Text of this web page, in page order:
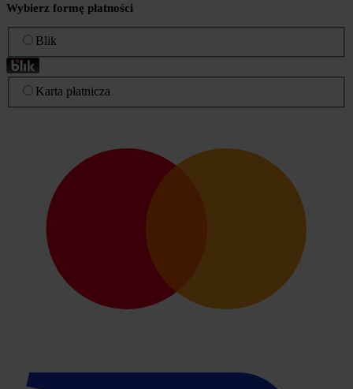
Wybierz formę płatności
Blik
Karta płatnicza